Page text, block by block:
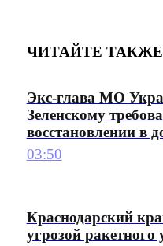
ЧИТАЙТЕ ТАКЖЕ
Экс-глава МО
Зеленскому
восстановлении в
03:50
Краснодарский
угрозой ракетного